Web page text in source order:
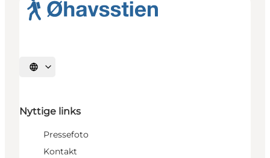
Vælg sprog
Nyttige links
Pressefoto
Kontakt